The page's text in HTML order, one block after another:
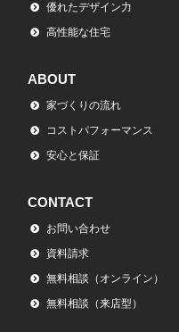
優れたデザイン力
高性能な住宅
ABOUT
家づくりの流れ
コストパフォーマンス
安心と保証
CONTACT
お問い合わせ
資料請求
無料相談（オンライン）
無料相談（来店型）